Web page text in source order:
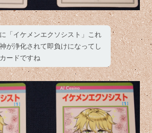
「イケメンエクソシスト」これ
が浄化されて即負けになってし
ードですね